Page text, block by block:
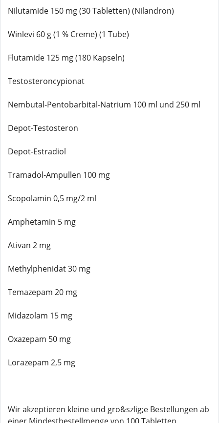
Nilutamide 150 mg (30 Tabletten) (Nilandron)
Winlevi 60 g (1 % Creme) (1 Tube)
Flutamide 125 mg (180 Kapseln)
Testosteroncypionat
Nembutal-Pentobarbital-Natrium 100 ml und 250 ml
Depot-Testosteron
Depot-Estradiol
Tramadol-Ampullen 100 mg
Scopolamin 0,5 mg/2 ml
Amphetamin 5 mg
Ativan 2 mg
Methylphenidat 30 mg
Temazepam 20 mg
Midazolam 15 mg
Oxazepam 50 mg
Lorazepam 2,5 mg
Wir akzeptieren kleine und gro&szlig;e Bestellungen ab